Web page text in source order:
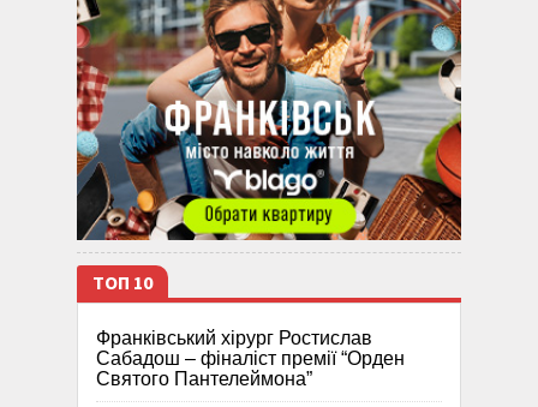
ТОП 10
Франківський хірург Ростислав
Сабадош – фіналіст премії “Орден
Святого Пантелеймона”